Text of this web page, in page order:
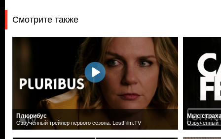
Смотрите также
Плюрибус
Озвученный трейлер первого сезона. LostFilm.TV
Мыс
Озвученный